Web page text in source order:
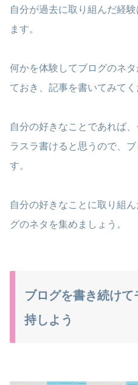
自分が過去に取り組んだ経
ます。
何かを体験してブログのネ
ておき、記事を書いてみてく
自分の好きなことであれば
ラスラ書けると思うので、
す。
自分の好きなことに取り組
グのネタを集めましょう。
ブログを書き続け
持しよう